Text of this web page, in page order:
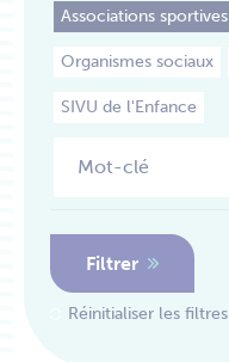
Associations sportives
Organismes sociaux
SIVU de l'Enfance
Filtrer
Réinitialiser les filtres